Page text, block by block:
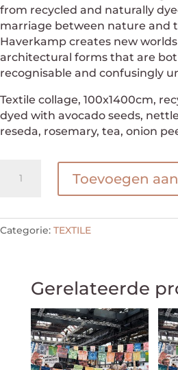
from recycled and naturally
marriage between nature and
Haverkamp creates new
architectural forms that are
recognisable and confusingly
Textile collage, 100x1400cm,
dyed with avocado seeds,
reseda, rosemary, tea, onion
Toevoegen
Categorie: TEXTILE
Gerelateerde